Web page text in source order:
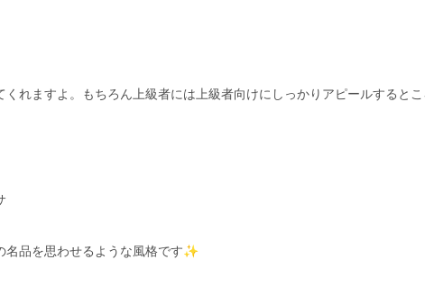
れますよ。もちろん上級者には上級者向けにしっかりアピールすると
名品を思わせるような風格です✨